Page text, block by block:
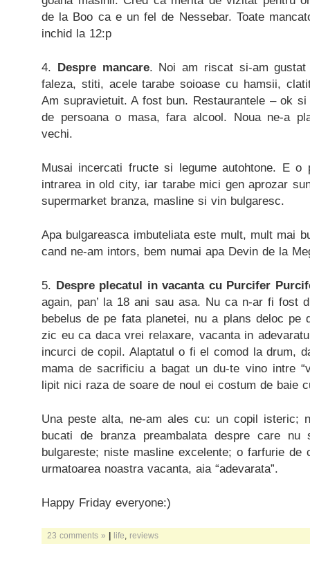
de la Boo ca e un fel de Nessebar. Toate
inchid la 12:p
4. Despre mancare. Noi am riscat si-am
faleza, stiti, acele tarabe soioase cu hamsii,
Am supravietuit. A fost bun. Restaurantele – ok
de persoana o masa, fara alcool. Noua ne-a
vechi.
Musai incercati fructe si legume autohtone. E
intrarea in old city, iar tarabe mici gen aprozar
supermarket branza, masline si vin bulgaresc.
Apa bulgareasca imbuteliata este mult, mult mai
cand ne-am intors, bem numai apa Devin de la
5. Despre plecatul in vacanta cu Purcifer
again, pan’ la 18 ani sau asa. Nu ca n-ar fi fost
bebelus de pe fata planetei, nu a plans deloc
zic eu ca daca vrei relaxare, vacanta in
incurci de copil. Alaptatul o fi el comod la drum,
mama de sacrificiu a bagat un du-te vino intre
lipit nici raza de soare de noul ei costum de baie
Una peste alta, ne-am ales cu: un copil isteric;
bucati de branza preambalata despre care
bulgareste; niste masline excelente; o farfurie de
urmatoarea noastra vacanta, aia “adevarata”.
Happy Friday everyone:)
23 comments » | life reviews